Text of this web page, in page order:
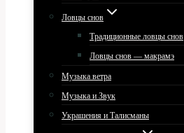
Ловцы снов
Традиционные ловцы снов
Ловцы снов — макрамэ
Музыка ветра
Музыка и Звук
Украшения и Талисманы